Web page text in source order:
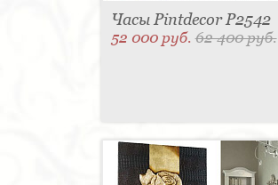
Часы Pintdecor P2542
52 000 руб.62 400 руб.